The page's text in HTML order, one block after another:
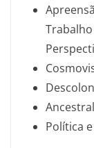
Política